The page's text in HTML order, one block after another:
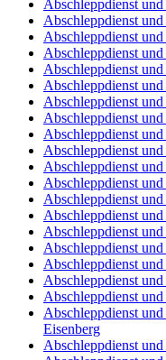
Abschleppdienst
Abschleppdienst
Abschleppdienst
Abschleppdienst
Abschleppdienst
Abschleppdienst
Abschleppdienst
Abschleppdienst
Abschleppdienst
Abschleppdienst
Abschleppdienst
Abschleppdienst
Abschleppdienst
Abschleppdienst
Abschleppdienst
Abschleppdienst
Abschleppdienst
Abschleppdienst
Abschleppdienst
Abschleppdienst
Eisenberg
Abschleppdienst